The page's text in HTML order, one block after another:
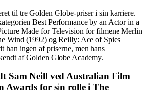
til tre Golden Globe-priser i sin karriere.
Best Performance by an Actor in a
Made for Television for filmene Merlin
Wind (1992) og Reilly: Ace of Spies
han ingen af ​​priserne, men hans
af Golden Globe Academy.
Sam Neill ved Australian Film
Awards for sin rolle i The